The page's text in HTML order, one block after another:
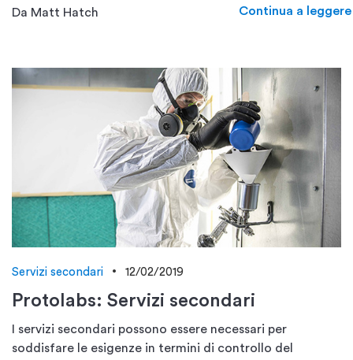
Da Matt Hatch Continua a leggere
Servizi secondari 12/02/2019
Protolabs: Servizi secondari
I servizi secondari possono essere necessari per
soddisfare le esigenze in termini di controllo del